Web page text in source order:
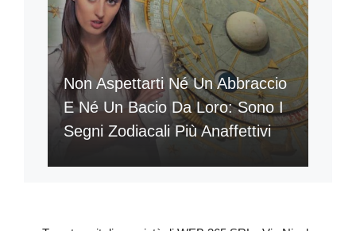
Non Aspettarti Né Un Abbraccio
E Né Un Bacio Da Loro: Sono I
Segni Zodiacali Più Anaffettivi